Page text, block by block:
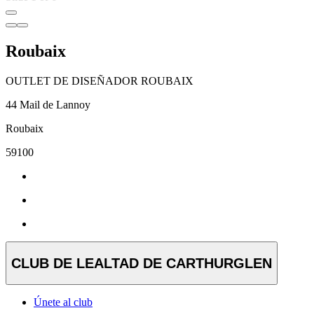
Roubaix
OUTLET DE DISEÑADOR ROUBAIX
44 Mail de Lannoy
Roubaix
59100
CLUB DE LEALTAD DE CARTHURGLEN
Únete al club